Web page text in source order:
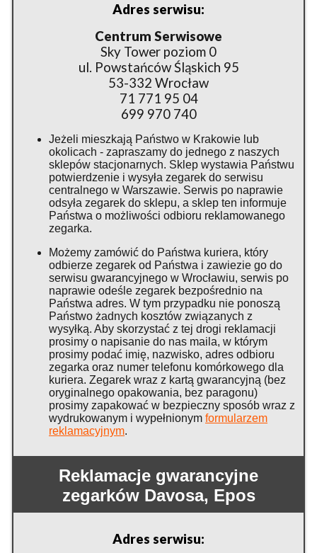
Adres serwisu:
Centrum Serwisowe
Sky Tower poziom 0
ul. Powstańców Śląskich 95
53-332 Wrocław
71 771 95 04
699 970 740
Jeżeli mieszkają Państwo w Krakowie lub
okolicach - zapraszamy do jednego z naszych
sklepów stacjonarnych. Sklep wystawia Państwu
potwierdzenie i wysyła zegarek do serwisu
centralnego w Warszawie. Serwis po naprawie
odsyła zegarek do sklepu, a sklep ten informuje
Państwa o możliwości odbioru reklamowanego
zegarka.
Możemy zamówić do Państwa kuriera, który
odbierze zegarek od Państwa i zawiezie go do
serwisu gwarancyjnego w Wrocławiu, serwis po
naprawie odeśle zegarek bezpośrednio na
Państwa adres. W tym przypadku nie ponoszą
Państwo żadnych kosztów związanych z
wysyłką. Aby skorzystać z tej drogi reklamacji
prosimy o napisanie do nas maila, w którym
prosimy podać imię, nazwisko, adres odbioru
zegarka oraz numer telefonu komórkowego dla
kuriera. Zegarek wraz z kartą gwarancyjną (bez
oryginalnego opakowania, bez paragonu)
prosimy zapakować w bezpieczny sposób wraz z
wydrukowanym i wypełnionym formularzem
reklamacyjnym.
Reklamacje gwarancyjne
zegarków Davosa, Epos
Adres serwisu: